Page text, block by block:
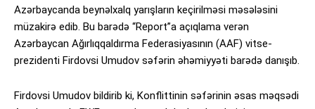
Azərbaycanda beynəlxalq yarışların keçirilməsi məsələsini
müzakirə edib. Bu barədə “Report”a açıqlama verən
Azərbaycan Ağırlıqqaldırma Federasiyasının (AAF) vitse-
prezidenti Firdovsi Umudov səfərin əhəmiyyəti barədə danışıb.
Firdovsi Umudov bildirib ki, Konflittinin səfərinin əsas məqsədi